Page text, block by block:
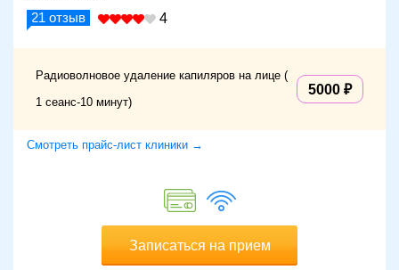
21 отзыв 4
Радиоволновое удаление капиляров на лице (
1 сеанс-10 минут)
5000
Смотреть прайс-лист клиники →
Записаться на прием